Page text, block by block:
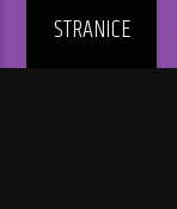
STRANICE